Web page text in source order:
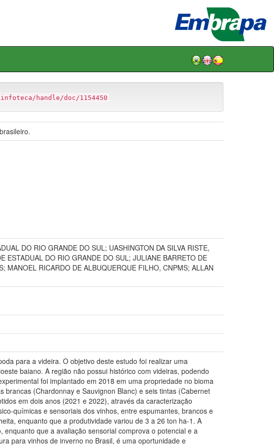
handle/doc/1154450
DO RIO GRANDE DO SUL; UASHINGTON DA SILVA RISTE,
ESTADUAL DO RIO GRANDE DO SUL; JULIANE BARRETO DE
MANOEL RICARDO DE ALBUQUERQUE FILHO, CNPMS; ALLAN
para a videira. O objetivo deste estudo foi realizar uma
baiano. A região não possui histórico com videiras, podendo
foi implantado em 2018 em uma propriedade no bioma
(Chardonnay e Sauvignon Blanc) e seis tintas (Cabernet
em dois anos (2021 e 2022), através da caracterização
químicas e sensoriais dos vinhos, entre espumantes, brancos e
enquanto que a produtividade variou de 3 a 26 ton ha-1. A
que a avaliação sensorial comprova o potencial e a
para vinhos de inverno no Brasil, é uma oportunidade e